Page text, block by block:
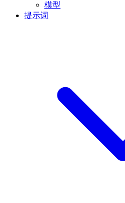
模型
提示词